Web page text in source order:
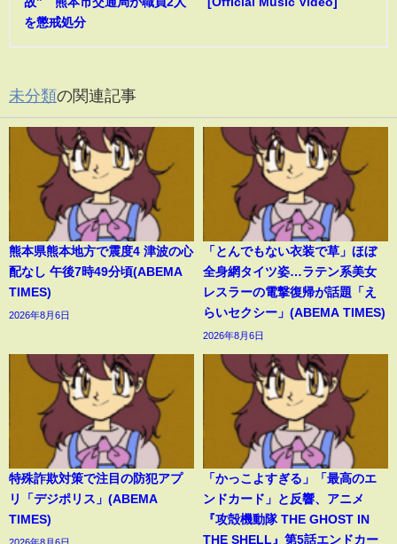
を懲戒処分
未分類の関連記事
熊本県熊本地方で震度4 津波の心
配なし 午後7時49分頃(ABEMA
TIMES)
2026年8月6日
「とんでもない衣装で草」ほぼ
全身網タイツ姿…ラテン系美女
レスラーの電撃復帰が話題「え
らいセクシー」(ABEMA TIMES)
2026年8月6日
特殊詐欺対策で注目の防犯アプ
リ「デジポリス」(ABEMA
TIMES)
「かっこよすぎる」「最高のエ
ンドカード」と反響、アニメ
『攻殻機動隊 THE GHOST IN
THE SHELL』第5話エンドカー